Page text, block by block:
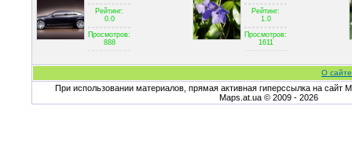
Рейтинг:
0.0
Просмотров:
888
Рейтинг:
1.0
Просмотров:
1611
О
При использовании материалов, прямая активная гиперссылка на сайт
Maps.at.ua © 2009 - 2026